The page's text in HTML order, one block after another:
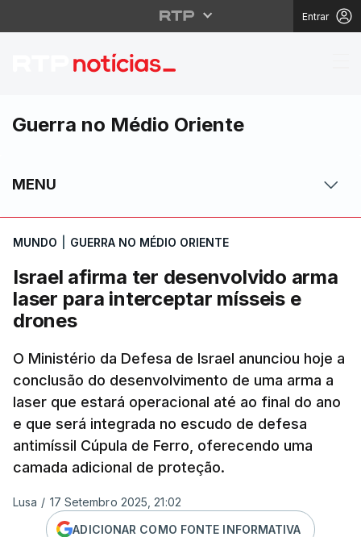
Entrar
Israel afirma ter
Guerra no Médio Oriente
MENU
MUNDO GUERRA NO MÉDIO ORIENTE
Israel afirma ter desenvolvido arma
laser para interceptar mísseis e
drones
O Ministério da Defesa de Israel anunciou hoje a
conclusão do desenvolvimento de uma arma a
laser que estará operacional até ao final do ano
e que será integrada no escudo de defesa
antimíssil Cúpula de Ferro, oferecendo uma
camada adicional de proteção.
Lusa / 17 Setembro 2025, 21:02
ADICIONAR COMO FONTE INFORMATIVA